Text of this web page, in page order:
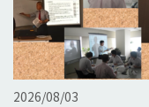
2026/08/03